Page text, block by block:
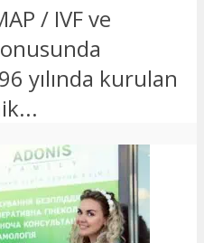
/ IVF ve
yılında kurulan